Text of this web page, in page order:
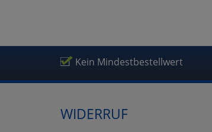
Kein Mindestbestellwert
WIDERRUF